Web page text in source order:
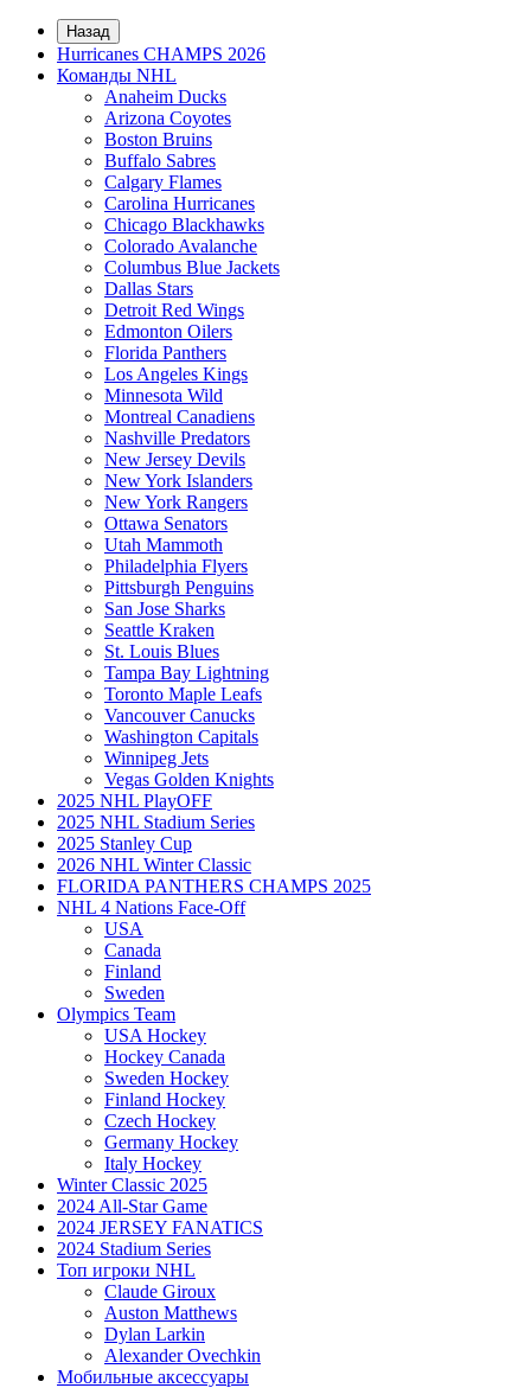
Назад
Hurricanes CHAMPS 2026
Команды NHL
Anaheim Ducks
Arizona Coyotes
Boston Bruins
Buffalo Sabres
Calgary Flames
Carolina Hurricanes
Chicago Blackhawks
Colorado Avalanche
Columbus Blue Jackets
Dallas Stars
Detroit Red Wings
Edmonton Oilers
Florida Panthers
Los Angeles Kings
Minnesota Wild
Montreal Canadiens
Nashville Predators
New Jersey Devils
New York Islanders
New York Rangers
Ottawa Senators
Utah Mammoth
Philadelphia Flyers
Pittsburgh Penguins
San Jose Sharks
Seattle Kraken
St. Louis Blues
Tampa Bay Lightning
Toronto Maple Leafs
Vancouver Canucks
Washington Capitals
Winnipeg Jets
Vegas Golden Knights
2025 NHL PlayOFF
2025 NHL Stadium Series
2025 Stanley Cup
2026 NHL Winter Classic
FLORIDA PANTHERS CHAMPS 2025
NHL 4 Nations Face-Off
USA
Canada
Finland
Sweden
Olympics Team
USA Hockey
Hockey Canada
Sweden Hockey
Finland Hockey
Czech Hockey
Germany Hockey
Italy Hockey
Winter Classic 2025
2024 All-Star Game
2024 JERSEY FANATICS
2024 Stadium Series
Топ игроки NHL
Claude Giroux
Auston Matthews
Dylan Larkin
Alexander Ovechkin
Мобильные аксессуары